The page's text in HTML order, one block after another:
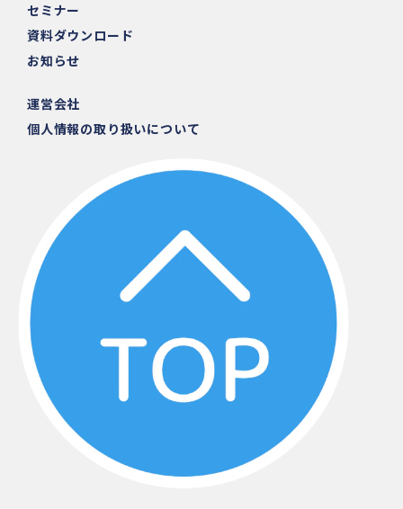
セミナー
資料ダウンロード
お知らせ
運営会社
個人情報の取り扱いについて